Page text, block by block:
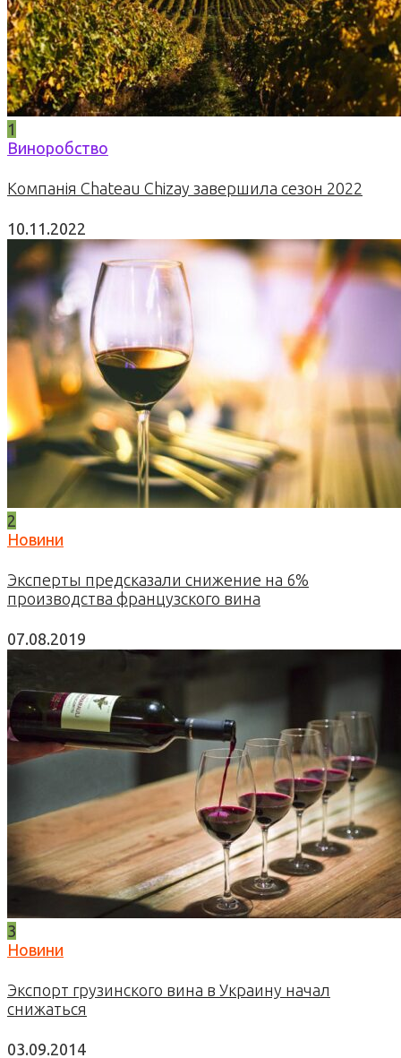
1
Виноробство
Компанія Chateau Chizay завершила сезон 2022
10.11.2022
2
Новини
Эксперты предсказали снижение на 6%
производства французского вина
07.08.2019
3
Новини
Экспорт грузинского вина в Украину начал
снижаться
03.09.2014